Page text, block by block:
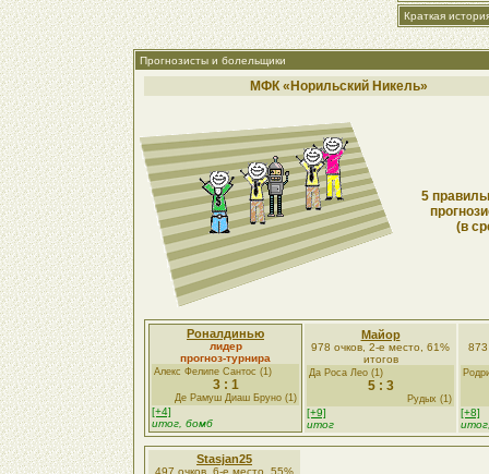
Краткая
Прогнозисты и болельщики
МФК «Норильский Никель»
5
(в
Роналдинью
лидер
прогноз-турнира
Алекс Фелипе Сантос (1)
3 : 1
Де Рамуш Диаш Бруно (1)
[+4]
итог, бомб
Майор
978 очков, 2-е место, 61%
итогов
Да Роса Лео (1)
5 : 3
Рудых (1)
[+9]
итог
873
[+8]
Stasjan25
497 очков, 6-е место, 55%